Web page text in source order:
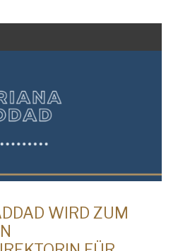
WIRD ZUM